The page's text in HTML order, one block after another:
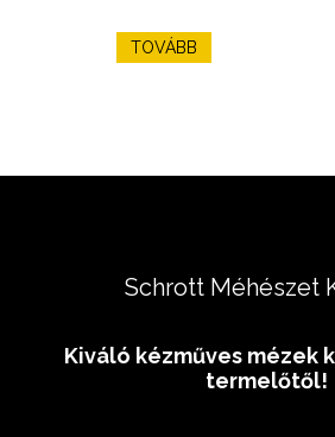
TOVÁBB
Schrott Méhészet
Kiváló kézműves mézek
termelőtől!